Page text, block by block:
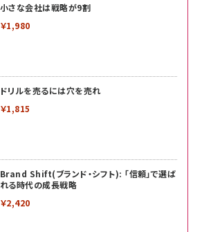
小さな会社は戦略が9割
￥1,980
ドリルを売るには穴を売れ
￥1,815
Brand Shift(ブランド・シフト): 「信頼」で選ば
れる時代の成長戦略
￥2,420